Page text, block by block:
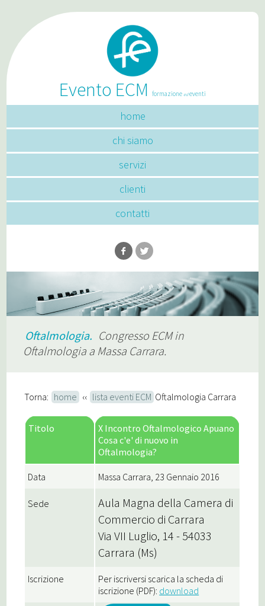
Evento ECM formazione edeventi
home
chi siamo
servizi
clienti
contatti
Oftalmologia. Congresso ECM in
Oftalmologia a Massa Carrara.
Torna: home ‹‹ lista eventi ECM Oftalmologia Carrara
Titolo
X Incontro Oftalmologico Apuano
Cosa c'e' di nuovo in
Oftalmologia?
Data Massa Carrara, 23 Gennaio 2016
Sede
Aula Magna della Camera di
Commercio di Carrara
Via VII Luglio, 14 - 54033
Carrara (Ms)
Iscrizione
Per iscriversi scarica la scheda di
iscrizione (PDF): download